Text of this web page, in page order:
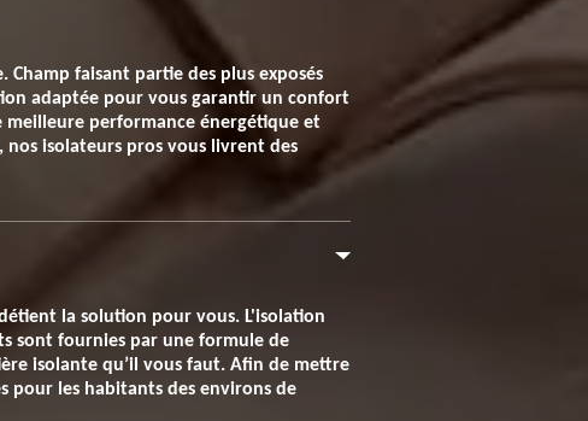
Champ faisant partie des plus exposés
adaptée pour vous garantir un confort
performance énergétique et
isolateurs pros vous livrent des
la solution pour vous. L'isolation
sont fournies par une formule de
isolante qu’il vous faut. Afin de mettre
pour les habitants des environs de